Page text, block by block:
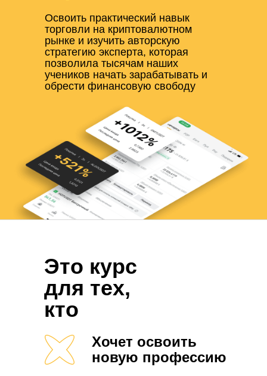
Освоить практический навык
торговли на криптовалютном
рынке и изучить авторскую
стратегию эксперта, которая
позволила тысячам наших
учеников начать зарабатывать и
обрести финансовую свободу
Это курс
для тех,
кто
Хочет освоить
новую профессию